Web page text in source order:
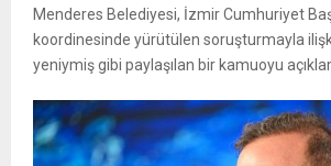
Menderes Belediyesi, İzmir Cumhuriyet
koordinesinde yürütülen soruşturmayla
yeniymiş gibi paylaşılan bir kamuoyu